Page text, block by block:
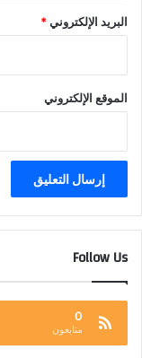
البريد الإلكتروني*
الموقع الإلكتروني
Follow Us
0
متابعون